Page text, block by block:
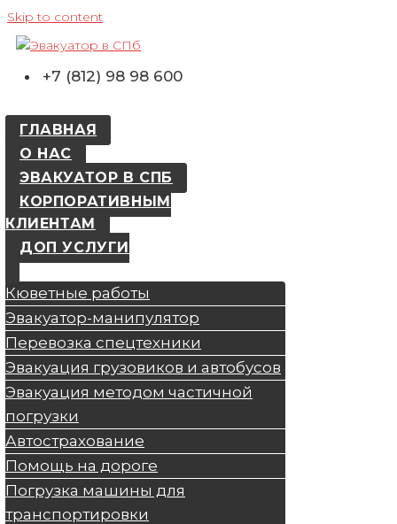
Skip to content
+7 (812) 98 98 600
ГЛАВНАЯ
О НАС
ЭВАКУАТОР В СПБ
КОРПОРАТИВНЫМ
КЛИЕНТАМ
ДОП УСЛУГИ
Кюветные работы
Эвакуатор-манипулятор
Перевозка спецтехники
Эвакуация грузовиков и автобусов
Эвакуация методом частичной
погрузки
Автострахование
Помощь на дороге
Погрузка машины для
транспортировки